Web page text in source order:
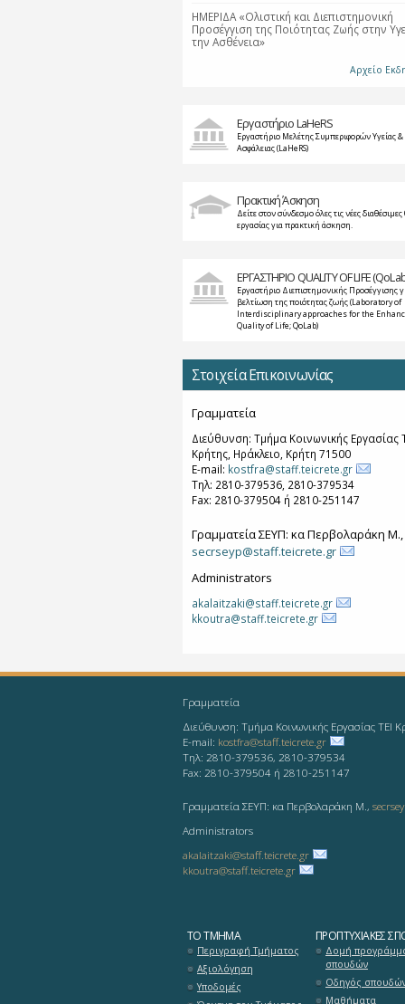
ΗΜΕΡΙΔΑ «Ολιστική και Διεπιστημονική
Προσέγγιση της Ποιότητας Ζωής στην
την Ασθένεια»
Αρχείο
Εργαστήριο LaHeRS
Εργαστήριο Μελέτης Συμπεριφορών Υγείας
Ασφάλειας (LaHeRS)
Πρακτική Άσκηση
Δείτε στον σύνδεσμο όλες τις νέες διαθέσιμες
εργασίας για πρακτική άσκηση.
ΕΡΓΑΣΤΗΡΙΟ QUALITY OF LIFE
Εργαστήριο Διεπιστημονικής Προσέγγισης
βελτίωση της ποιότητας ζωής (Laboratory of
Interdisciplinary approaches for the
Quality of Life; QoLab)
Στοιχεία Επικοινωνίας
Γραμματεία
Διεύθυνση: Τμήμα Κοινωνικής Εργασίας
Κρήτης, Ηράκλειο, Κρήτη 71500
E-mail: kostfra@staff.teicrete.gr
Τηλ: 2810-379536, 2810-379534
Fax: 2810-379504 ή 2810-251147
Γραμματεία ΣΕΥΠ: κα Περβολαράκη Μ.,
secrseyp@staff.teicrete.gr
Administrators
akalaitzaki@staff.teicrete.gr
kkoutra@staff.teicrete.gr
Γραμματεία
Διεύθυνση: Τμήμα Κοινωνικής Εργασίας ΤΕΙ
E-mail: kostfra@staff.teicrete.gr
Τηλ: 2810-379536, 2810-379534
Fax: 2810-379504 ή 2810-251147
Γραμματεία ΣΕΥΠ: κα Περβολαράκη Μ.,
Administrators
akalaitzaki@staff.teicrete.gr
kkoutra@staff.teicrete.gr
ΤΟ ΤΜΉΜΑ
Περιγραφή Τμήματος
Αξιολόγηση
Υποδομές
ΠΡΟΠΤΥΧΙΑΚΈΣ
Δομή
σπουδών
Οδηγός
Μαθήματα